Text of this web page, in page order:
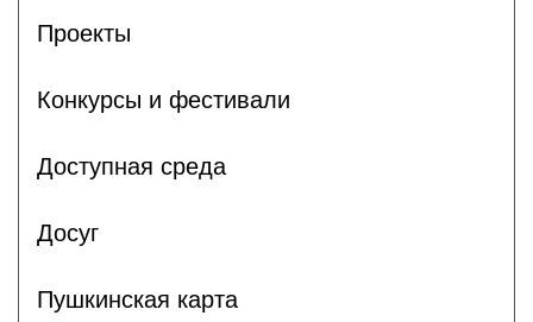
Проекты
Конкурсы и фестивали
Доступная среда
Досуг
Пушкинская карта